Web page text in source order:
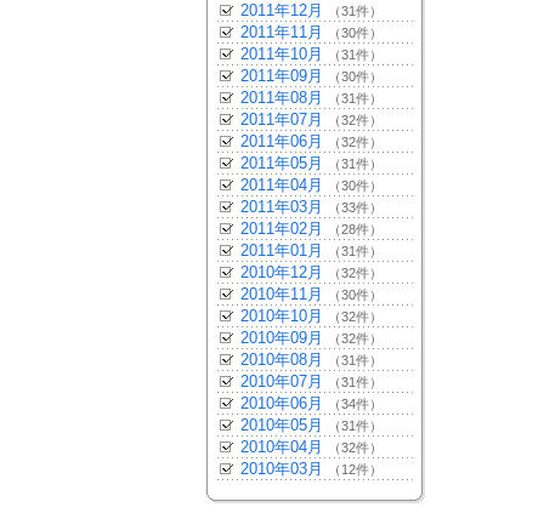
2011年12月 （31件）
2011年11月 （30件）
2011年10月 （31件）
2011年09月 （30件）
2011年08月 （31件）
2011年07月 （32件）
2011年06月 （32件）
2011年05月 （31件）
2011年04月 （30件）
2011年03月 （33件）
2011年02月 （28件）
2011年01月 （31件）
2010年12月 （32件）
2010年11月 （30件）
2010年10月 （32件）
2010年09月 （32件）
2010年08月 （31件）
2010年07月 （31件）
2010年06月 （34件）
2010年05月 （31件）
2010年04月 （32件）
2010年03月 （12件）